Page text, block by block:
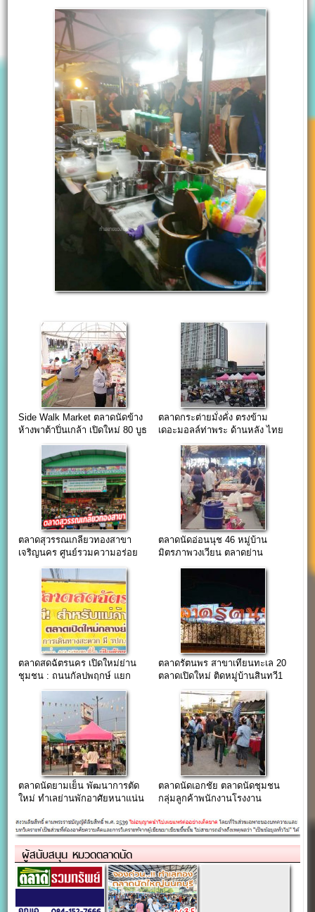
Side Walk Market ตลาดนัดข้าง
ห้างพาต้าปิ่นเกล้า เปิดใหม่ 80 บูธ
ตลาดกระต่ายมั่งคั่ง ตรงข้าม
เดอะมอลล์ท่าพระ ด้านหลัง ไทย
ตลาดสุวรรณเกลียวทองสาขา
เจริญนคร ศูนย์รวมความอร่อย
ตลาดนัดอ่อนนุช 46 หมู่บ้าน
มิตรภาพวงเวียน ตลาดย่าน
ชุมชนในเมือง เขตพระโขนง
ตลาดสดฉัตรนคร เปิดใหม่ย่าน
ชุมชน : ถนนกัลปพฤกษ์ แยก
ตลาดรัตนพร สาขาเทียนทะเล 20
ตลาดเปิดใหม่ ติดหมู่บ้านสินทวี1
ตลาดนัดยามเย็น พัฒนาการตัด
ใหม่ ทำเลย่านพักอาศัยหนาแน่น
ตลาดนัดเอกชัย ตลาดนัดชุมชน
กลุ่มลูกค้าพนักงานโรงงาน
ผู้สนับสนุน หมวดตลาดนัด